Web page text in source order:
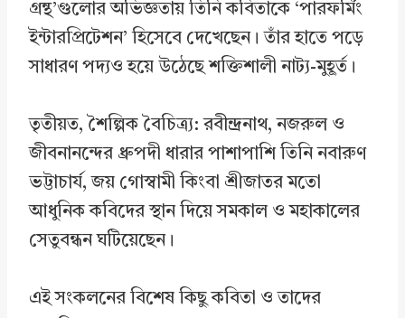
গ্রন্থ’গুলোর অভিজ্ঞতায় তিনি কবিতাকে ‘পারফর্মিং
ইন্টারপ্রিটেশন’ হিসেবে দেখেছেন। তাঁর হাতে পড়ে
সাধারণ পদ্যও হয়ে উঠেছে শক্তিশালী নাট্য-মুহূর্ত।
তৃতীয়ত, শৈল্পিক বৈচিত্র্য: রবীন্দ্রনাথ, নজরুল ও
জীবনানন্দের ধ্রুপদী ধারার পাশাপাশি তিনি নবারুণ
ভট্টাচার্য, জয় গোস্বামী কিংবা শ্রীজাতর মতো
আধুনিক কবিদের স্থান দিয়ে সমকাল ও মহাকালের
সেতুবন্ধন ঘটিয়েছেন।
এই সংকলনের বিশেষ কিছু কবিতা ও তাদের